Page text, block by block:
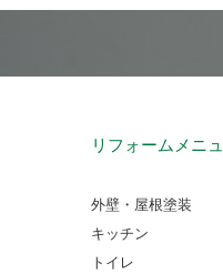
リフォームメニ
外壁・屋根塗装
キッチン
トイレ